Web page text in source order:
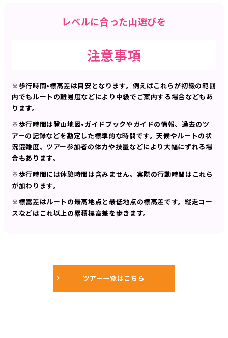
レベルに合った山選びを
注意事項
※歩行時間•標高差は目安となります。例えばこれらが初級の範囲
内でもルートの難易度などにより中級でご案内する場合などもあ
ります。
※歩行時間は登山地図•ガイドブックやガイドの情報、過去のツ
アーの記録などを勘定した標準的な時間です。天候やルートの状
況混雑度、ツアー参加者の体力や技量などにより大幅にずれる場
合もあります。
※歩行時間には休憩時間は含みません。実際の行動時間はこれら
が加わります。
※標嵩差はルートの最高地点と最低地点の標高差です。縦走コー
スなどはこれ以上の累積標高差を歩きます。
ツアー一覧はこちら